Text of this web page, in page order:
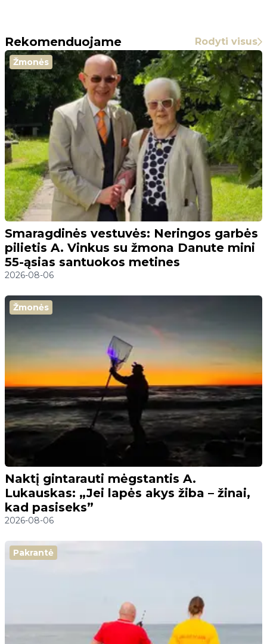
Rekomenduojame Rodyti visus
Žmonės
Smaragdinės vestuvės: Neringos garbės
pilietis A. Vinkus su žmona Danute mini
55-ąsias santuokos metines
2026-08-06
Žmonės
Naktį gintarauti mėgstantis A.
Lukauskas: „Jei lapės akys žiba – žinai,
kad pasiseks”
2026-08-06
Pakrantė